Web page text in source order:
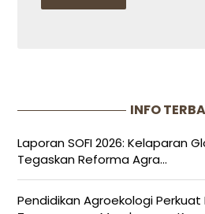
INFO
Laporan SOFI 2026: Kelaparan
Tegaskan Reforma Agra...
Pendidikan Agroekologi Perkuat